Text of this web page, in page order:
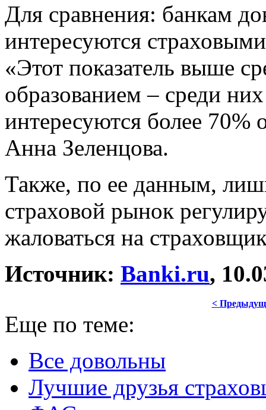
Для сравнения: банкам
интересуются
«Этот показатель выше
образованием – среди
интересуются более
Анна Зеленцова.
Также, по ее данным,
страховой рынок
жаловаться на
Источник: Banki.ru,
<
Еще по теме:
Все довольны
Лучшие друзья